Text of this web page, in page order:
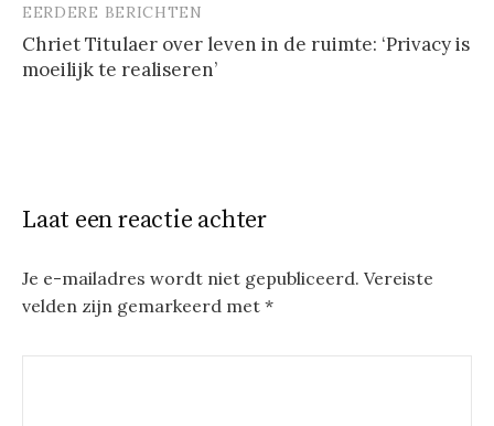
Berichtnavigatie
EERDERE BERICHTEN
Chriet Titulaer over leven in de ruimte: ‘Privacy is
moeilijk te realiseren’
Laat een reactie achter
Je e-mailadres wordt niet gepubliceerd. Vereiste
velden zijn gemarkeerd met *